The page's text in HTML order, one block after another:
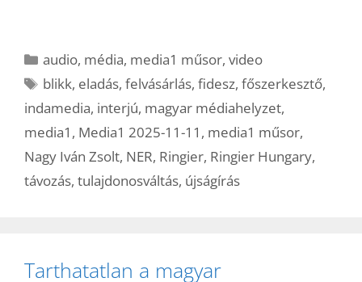
Kategória
audio, média, media1 műsor,video
Címkék
blikk, eladás,felvásárlás,fidesz,főszerkesztő,
indamedia, interjú, magyar médiahelyzet,
media1 , Media1 2025-11-11 , media1 műsor,
Nagy Iván Zsolt, NER, Ringier, Ringier Hungary,
távozás, tulajdonosváltás, újságírás
Tarthatatlan a magyar